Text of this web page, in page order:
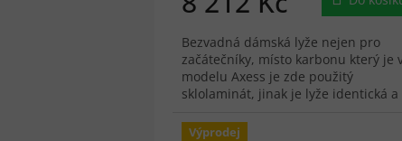
Bezvadná dámská lyže nejen pro
začátečníky, místo karbonu který je
modelu Axess je zde použitý
sklolaminát, jinak je lyže identická a
Výprodej